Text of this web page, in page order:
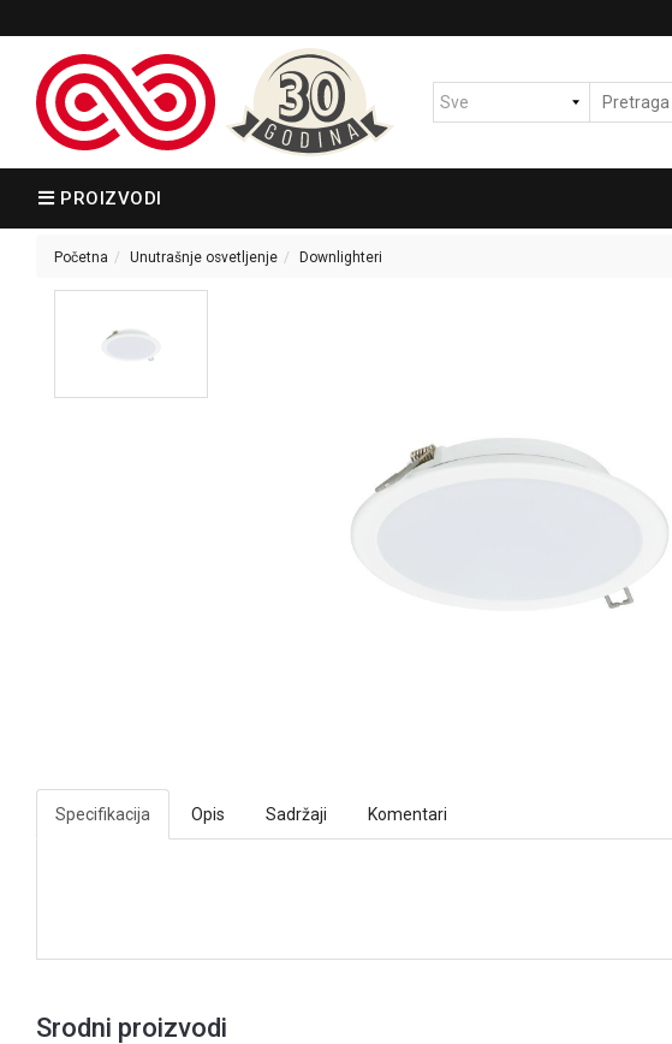
PROIZVODI
Početna Unutrašnje osvetljenje Downlighteri
Specifikacija Opis Sadržaji Komentari
Srodni proizvodi